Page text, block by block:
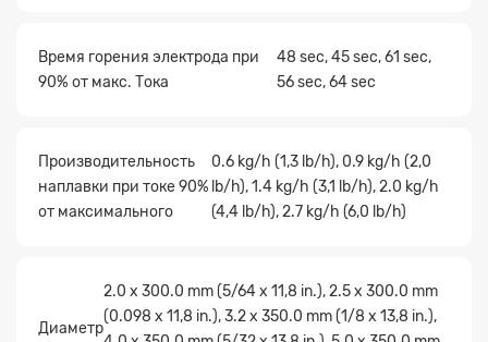
Время горения электрода при
90% от макс. Тока
48 sec, 45 sec, 61 sec,
56 sec, 64 sec
Производительность
наплавки при токе 90%
от максимального
0.6 kg/h (1,3 lb/h), 0.9 kg/h (2,0
lb/h), 1.4 kg/h (3,1 lb/h), 2.0 kg/h
(4,4 lb/h), 2.7 kg/h (6,0 lb/h)
Диаметр
2.0 x 300.0 mm (5/64 x 11,8 in.), 2.5 x 300.0 mm
(0.098 x 11,8 in.), 3.2 x 350.0 mm (1/8 x 13,8 in.),